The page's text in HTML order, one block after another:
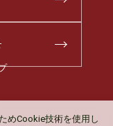
めCookie技術を使用し